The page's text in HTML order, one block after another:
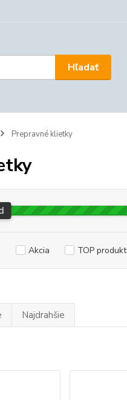
Hľadať
Prepravné klietky
Akcia TOP produkt
Najdrahšie